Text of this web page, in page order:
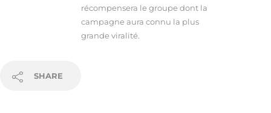
récompensera le groupe dont la
campagne aura connu la plus
grande viralité.
SHARE